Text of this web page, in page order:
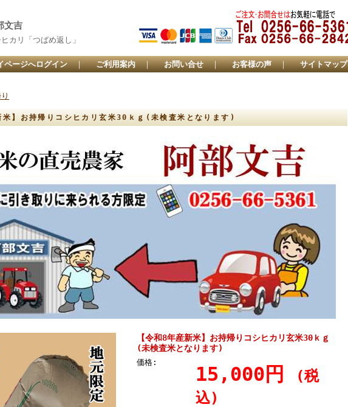
文吉
カリ「つばめ返し」
ページへログイン ｜ ご利用案内 ｜ お問い合せ ｜ お客様の声 ｜ サイトマップ
米】お持帰りコシヒカリ玄米30ｋｇ(未検査米となります)
【令和8年産新米】お持帰りコシヒカリ玄米30ｋｇ
(未検査米となります)
価格:
15,000円
(税
込)